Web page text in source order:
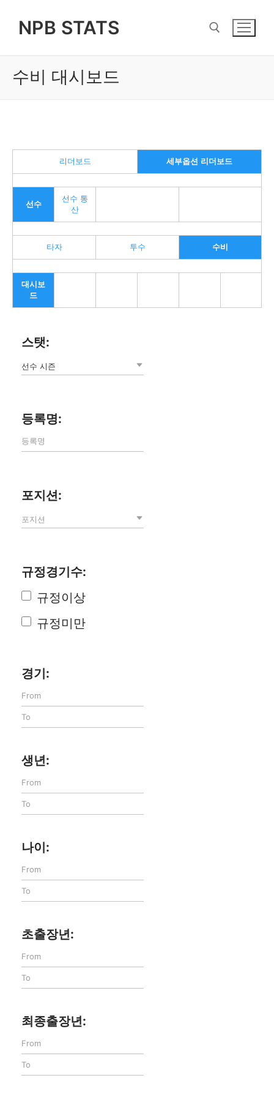
NPB STATS
Search for:
수비 대시보드
리더보드 세부옵션 리더보드
선수
선수 통
산
타자 투수 수비
대시보
드
스탯:
선수 시즌
등록명:
포지션:
포지션
규정경기수:
규정이상
규정미만
경기:
생년:
나이:
초출장년:
최종출장년: